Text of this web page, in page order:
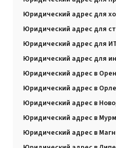
Юридический адрес для
Юридический адрес для
Юридический адрес для
Юридический адрес для
Юридический адрес в
Юридический адрес в Орле
Юридический адрес в
Юридический адрес в
Юридический адрес в